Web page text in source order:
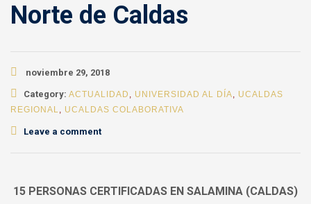
Norte de Caldas
noviembre 29, 2018
Category: ACTUALIDAD , UNIVERSIDAD AL DÍA, UCALDAS
REGIONAL, UCALDAS COLABORATIVA
Leave a comment
15 PERSONAS CERTIFICADAS EN SALAMINA (CALDAS)